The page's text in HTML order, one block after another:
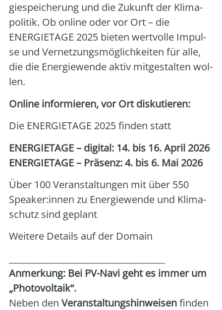
gie­spei­che­rung und die Zukunft der Kli­ma­
po­li­tik. Ob online oder vor Ort – die
ENERGIETAGE 2025 bie­ten wert­vol­le Impul­
se und Ver­net­zungs­mög­lich­kei­ten für alle,
die die Ener­gie­wen­de aktiv mit­ge­stal­ten wol­
len.
Online infor­mie­ren, vor Ort dis­ku­tie­ren:
Die ENERGIETAGE 2025 fin­den statt
ENERGIETAGE – digi­tal: 14. bis 16. April 2026
ENERGIETAGE – Prä­senz: 4. bis 6. Mai 2026
Über 100 Ver­an­stal­tun­gen mit über 550
Speaker:innen zu Ener­gie­wen­de und Kli­ma­
schutz sind geplant
Wei­te­re Details auf der Domain
Anmer­kung: Bei PV-Navi geht es immer um
„Pho­to­vol­ta­ik“.
Neben den Ver­an­stal­tungs­hin­wei­senfin­den